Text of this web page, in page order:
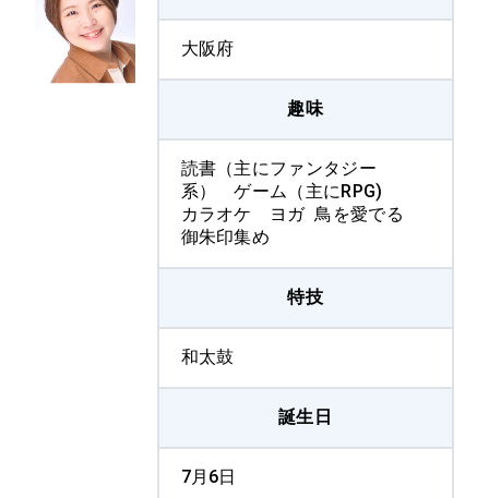
大阪府
趣味
読書（主にファンタジー
系） ゲーム（主にRPG)
カラオケ ヨガ 鳥を愛でる
御朱印集め
特技
和太鼓
誕生日
7月6日